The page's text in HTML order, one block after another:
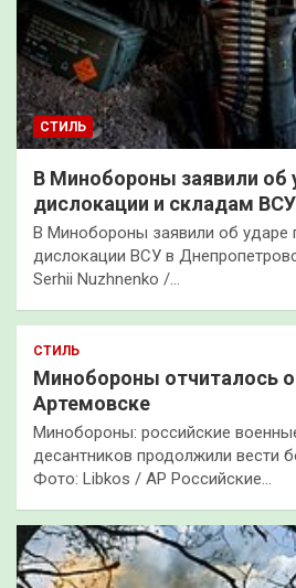
СТИЛЬ
В Минобороны заявили об
дислокации и складам ВСУ
В Минобороны заявили об ударе
дислокации ВСУ в
Serhii Nuzhnenko /…
СТИЛЬ
Минобороны отчиталось о
Артемовске
Минобороны: российские
десантников продолжили вести
Фото: Libkos / AP Российские…